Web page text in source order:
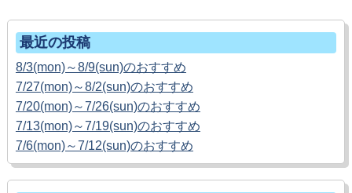
最近の投稿
8/3(mon)～8/9(sun)のおすすめ
7/27(mon)～8/2(sun)のおすすめ
7/20(mon)～7/26(sun)のおすすめ
7/13(mon)～7/19(sun)のおすすめ
7/6(mon)～7/12(sun)のおすすめ